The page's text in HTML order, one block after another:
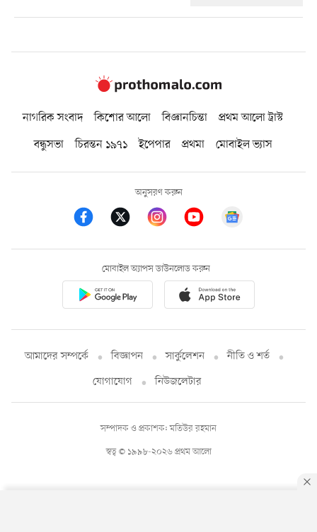
নাগরিক সংবাদ কিশোর আলো বিজ্ঞানচিন্তা
প্রথম আলো ট্রাস্ট
বন্ধুসভা
চিরন্তন ১৯৭১ ইপেপার প্রথমা মোবাইল ভ্যাস
অনুসরণ করুন
মোবাইল অ্যাপস ডাউনলোড করুন
আমাদের সম্পর্কে বিজ্ঞাপন সার্কুলেশন
নীতি ও শর্ত
যোগাযোগ
নিউজলেটার
স্বত্ব © ১৯৯৮-২০২৬ প্রথম আলো
সম্পাদক ও প্রকাশক: মতিউর রহমান